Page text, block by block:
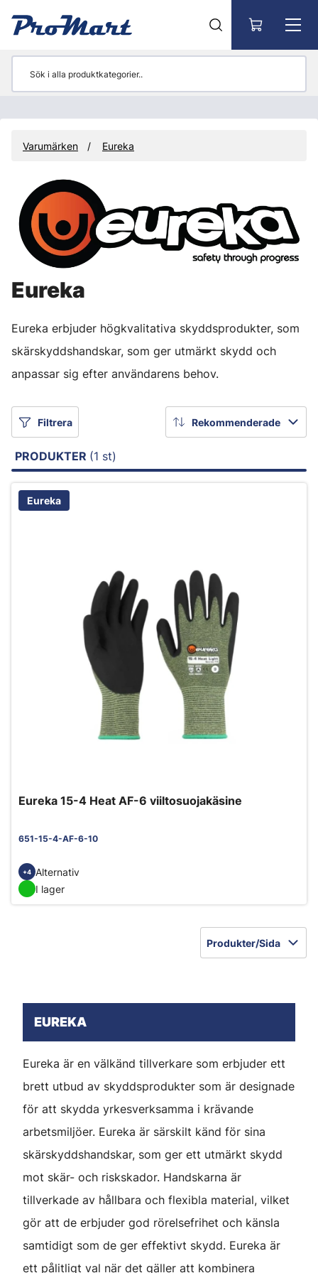
Varumärken Eureka
Eureka
Eureka erbjuder högkvalitativa skyddsprodukter, som
skärskyddshandskar, som ger utmärkt skydd och
anpassar sig efter användarens behov.
Filtrera Rekommenderade
PRODUKTER (1 st)
Eureka
Eureka 15-4 Heat AF-6 viiltosuojakäsine
651-15-4-AF-6-10
+4
Alternativ
I lager
Produkter/Sida
EUREKA
Eureka är en välkänd tillverkare som erbjuder ett
brett utbud av skyddsprodukter som är designade
för att skydda yrkesverksamma i krävande
arbetsmiljöer. Eureka är särskilt känd för sina
skärskyddshandskar, som ger ett utmärkt skydd
mot skär- och riskskador. Handskarna är
tillverkade av hållbara och flexibla material, vilket
gör att de erbjuder god rörelsefrihet och känsla
samtidigt som de ger effektivt skydd. Eureka är
ett pålitligt val när det gäller att kombinera